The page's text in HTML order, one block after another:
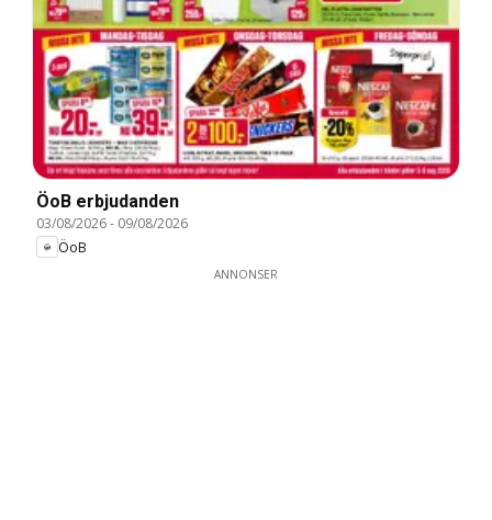
ÖoB erbjudanden
03/08/2026- 09/08/2026
ÖoB
ANNONSER